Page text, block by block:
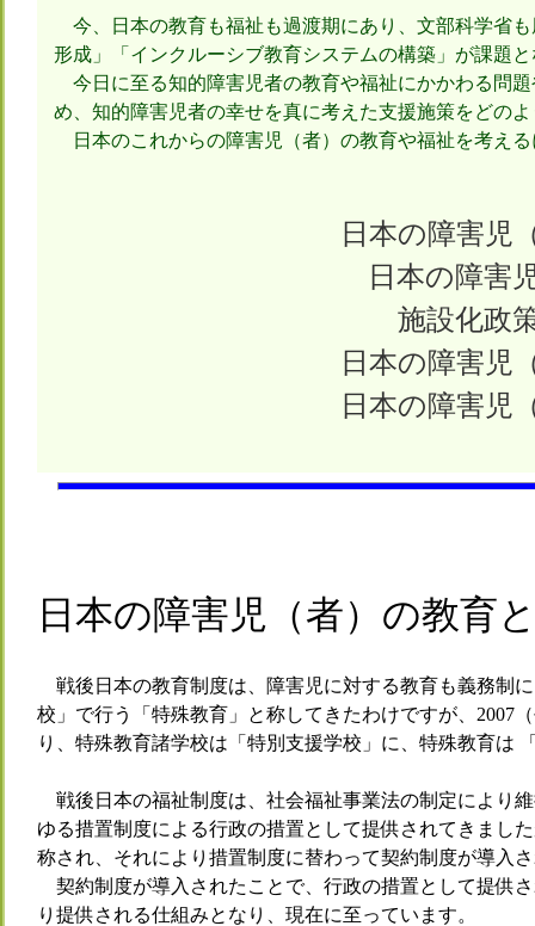
今、日本の教育も福祉も過渡期にあり、文部科学省
形成」「インクルーシブ教育システムの構築」が課題
今日に至る知的障害児者の教育や福祉にかかわる問
め、知的障害児者の幸せを真に考えた支援施策をどの
日本のこれからの障害児（者）の教育や福祉を考え
日本の障害児
日本の障害
施設化政
日本の障害児
日本の障害児
日本の障害児（者）の教育
戦後日本の教育制度は、障害児に対する教育も義務制
校」で行う「特殊教育」と称してきたわけですが、2007
り、特殊教育諸学校は「特別支援学校」に、特殊教育は
戦後日本の福祉制度は、社会福祉事業法の制定により
ゆる措置制度による行政の措置として提供されてきまし
称され、それにより措置制度に替わって契約制度が導入
契約制度が導入されたことで、行政の措置として提供
り提供される仕組みとなり、現在に至っています。